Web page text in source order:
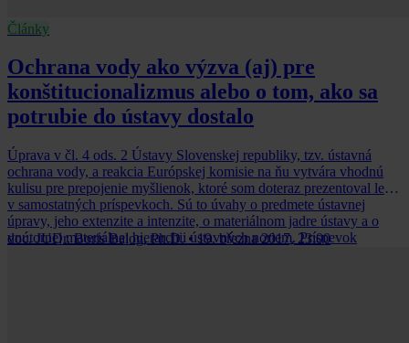
Články
Ochrana vody ako výzva (aj) pre
konštitucionalizmus alebo o tom, ako sa
potrubie do ústavy dostalo
Úprava v čl. 4 ods. 2 Ústavy Slovenskej republiky, tzv. ústavná
ochrana vody, a reakcia Európskej komisie na ňu vytvára vhodnú
kulisu pre prepojenie myšlienok, ktoré som doteraz prezentoval len
v samostatných príspevkoch. Sú to úvahy o predmete ústavnej
úpravy, jeho extenzite a intenzite, o materiálnom jadre ústavy a o
vnútornej materiálnej hierarchii ústavných noriem. Príspevok
doc. JUDr. Boris Balog, Ph.D. • 19. března 2017, 23:00